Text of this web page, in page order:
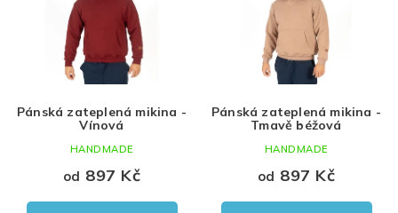
Zelená
Vínová
žlutá
u
Pánská zateplená mikina -
Vínová
od 897 Kč
HANDMADE
Pánská zateplená mikina -
Tmavě béžová
od 897 Kč
HANDMADE